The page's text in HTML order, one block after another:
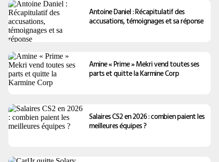
Antoine Daniel : Récapitulatif des
accusations, témoignages et sa réponse
Amine « Prime » Mekri vend toutes ses
parts et quitte la Karmine Corp
Salaires CS2 en 2026 : combien paient les
meilleures équipes ?